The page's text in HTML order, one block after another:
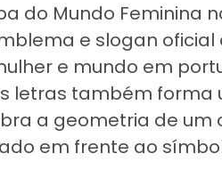
do Mundo Feminina
e slogan
e mundo em
letras também
a geometria de um
em frente ao